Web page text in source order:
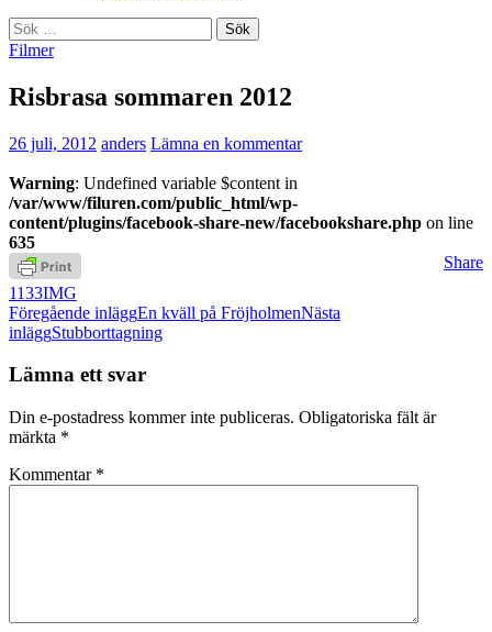
Sök
efter:
Filmer
Risbrasa sommaren 2012
26 juli, 2012 anders Lämna en kommentar
Warning: Undefined variable $content in
/var/www/filuren.com/public_html/wp-
content/plugins/facebook-share-new/facebookshare.php on line
635
Share
1133IMG
Inläggsnavigering
Föregående inläggEn kväll på FröjholmenNästa
inläggStubborttagning
Lämna ett svar
Din e-postadress kommer inte publiceras. Obligatoriska fält är
märkta *
Kommentar *